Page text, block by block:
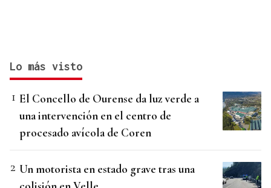
Lo más visto
El Concello de Ourense da luz verde a
una intervención en el centro de
procesado avícola de Coren
Un motorista en estado grave tras una